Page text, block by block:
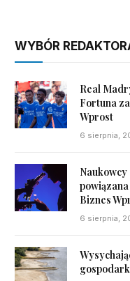
WYBÓR
Real
Fortuna
Wprost
6 sierpnia,
Naukowcy
Biznes
6 sierpnia,